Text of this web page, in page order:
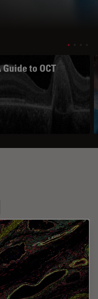
Guide to OCT